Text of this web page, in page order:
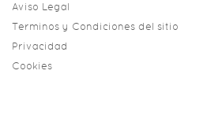
Aviso Legal
Terminos y Condiciones del sitio
Privacidad
Cookies